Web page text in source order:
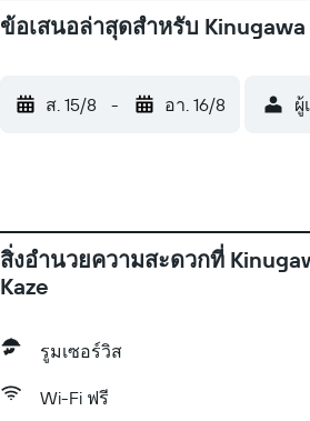
ข้อเสนอล่าสุดสำหรับ
ส. 15/8 - อา. 16/8 ผู้
สิ่งอำนวยความสะดวกที่
Kaze
รูมเซอร์วิส
Wi-Fi ฟรี